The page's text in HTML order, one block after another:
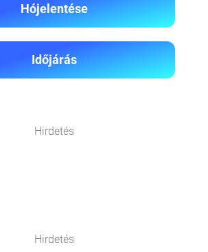
Hójelentése
Időjárás
Hirdetés
Hirdetés